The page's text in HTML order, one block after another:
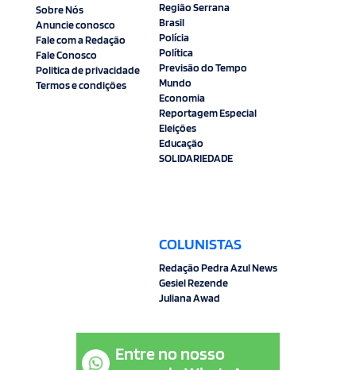
Sobre Nós
Anuncie conosco
Fale com a Redação
Fale Conosco
Politica de privacidade
Termos e condições
Região Serrana
Brasil
Polícia
Política
Previsão do Tempo
Mundo
Economia
Reportagem Especial
Eleições
Educação
SOLIDARIEDADE
COLUNISTAS
Redação Pedra Azul News
Gesiel Rezende
Juliana Awad
Entre no nosso